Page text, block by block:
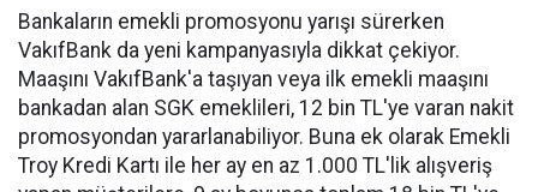
Bankaların emekli promosyonu yarışı sürerken
VakıfBank da yeni kampanyasıyla dikkat çekiyor.
Maaşını VakıfBank'a taşıyan veya ilk emekli maaşını
bankadan alan SGK emeklileri, 12 bin TL'ye varan nakit
promosyondan yararlanabiliyor. Buna ek olarak Emekli
Troy Kredi Kartı ile her ay en az 1.000 TL'lik alışveriş